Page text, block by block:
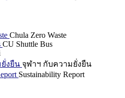
Chula Zero Waste
CU Shuttle Bus
งยืน จุฬาฯ กับความยั่งยืน
Sustainability Report